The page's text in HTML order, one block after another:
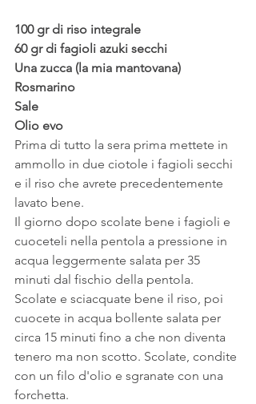
100 gr di riso integrale
60 gr di fagioli azuki secchi
Una zucca (la mia mantovana)
Rosmarino
Sale
Olio evo
Prima di tutto la sera prima mettete in
ammollo in due ciotole i fagioli secchi
e il riso che avrete precedentemente
lavato bene.
Il giorno dopo scolate bene i fagioli e
cuoceteli nella pentola a pressione in
acqua leggermente salata per 35
minuti dal fischio della pentola.
Scolate e sciacquate bene il riso, poi
cuocete in acqua bollente salata per
circa 15 minuti fino a che non diventa
tenero ma non scotto. Scolate, condite
con un filo d'olio e sgranate con una
forchetta.